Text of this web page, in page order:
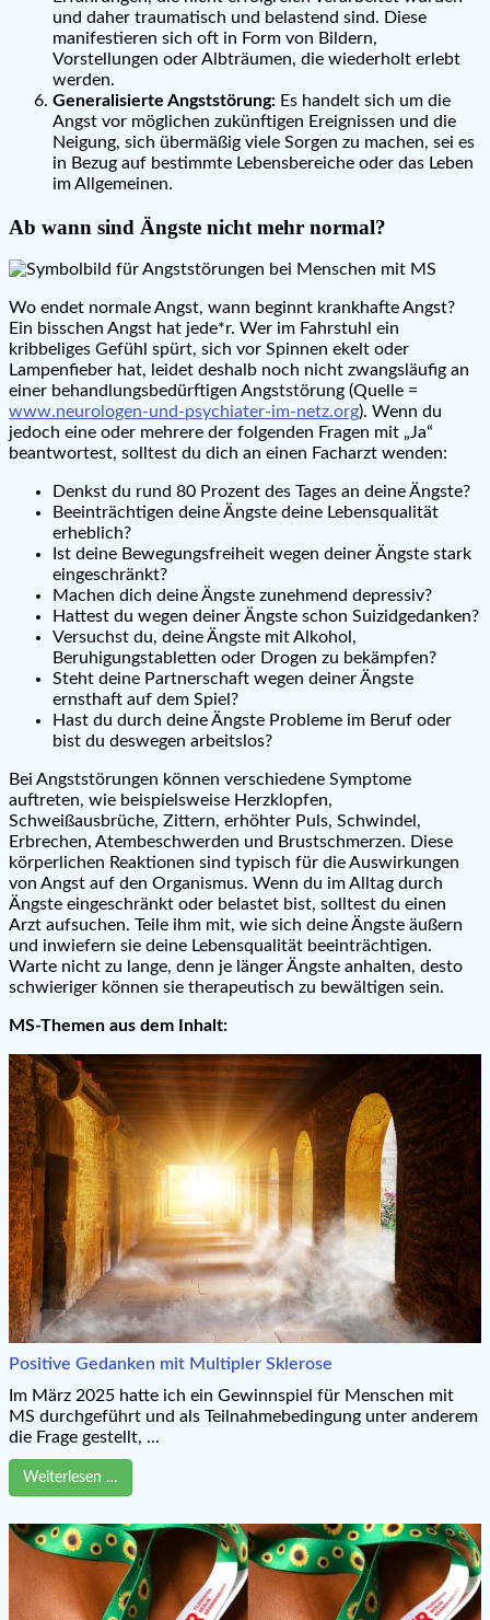
und daher traumatisch und belastend sind. Diese
manifestieren sich oft in Form von Bildern,
Vorstellungen oder Albträumen, die wiederholt erlebt
werden.
Generalisierte Angststörung: Es handelt sich um die
Angst vor möglichen zukünftigen Ereignissen und die
Neigung, sich übermäßig viele Sorgen zu machen, sei es
in Bezug auf bestimmte Lebensbereiche oder das Leben
im Allgemeinen.
Ab wann sind Ängste nicht mehr normal?
Wo endet normale Angst, wann beginnt krankhafte Angst?
Ein bisschen Angst hat jede*r. Wer im Fahrstuhl ein
kribbeliges Gefühl spürt, sich vor Spinnen ekelt oder
Lampenfieber hat, leidet deshalb noch nicht zwangsläufig an
einer behandlungsbedürftigen Angststörung (Quelle =
www.neurologen-und-psychiater-im-netz.org). Wenn du
jedoch eine oder mehrere der folgenden Fragen mit „Ja“
beantwortest, solltest du dich an einen Facharzt wenden:
Denkst du rund 80 Prozent des Tages an deine Ängste?
Beeinträchtigen deine Ängste deine Lebensqualität
erheblich?
Ist deine Bewegungsfreiheit wegen deiner Ängste stark
eingeschränkt?
Machen dich deine Ängste zunehmend depressiv?
Hattest du wegen deiner Ängste schon Suizidgedanken?
Versuchst du, deine Ängste mit Alkohol,
Beruhigungstabletten oder Drogen zu bekämpfen?
Steht deine Partnerschaft wegen deiner Ängste
ernsthaft auf dem Spiel?
Hast du durch deine Ängste Probleme im Beruf oder
bist du deswegen arbeitslos?
Bei Angststörungen können verschiedene Symptome
auftreten, wie beispielsweise Herzklopfen,
Schweißausbrüche, Zittern, erhöhter Puls, Schwindel,
Erbrechen, Atembeschwerden und Brustschmerzen. Diese
körperlichen Reaktionen sind typisch für die Auswirkungen
von Angst auf den Organismus. Wenn du im Alltag durch
Ängste eingeschränkt oder belastet bist, solltest du einen
Arzt aufsuchen. Teile ihm mit, wie sich deine Ängste äußern
und inwiefern sie deine Lebensqualität beeinträchtigen.
Warte nicht zu lange, denn je länger Ängste anhalten, desto
schwieriger können sie therapeutisch zu bewältigen sein.
MS-Themen aus dem Inhalt:
Positive Gedanken mit Multipler Sklerose
Im März 2025 hatte ich ein Gewinnspiel für Menschen mit
MS durchgeführt und als Teilnahmebedingung unter anderem
die Frage gestellt, ...
Weiterlesen …